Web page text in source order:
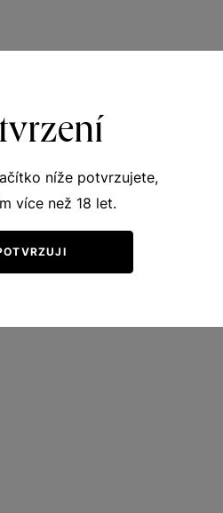
níže potvrzujete,
více než 18 let.